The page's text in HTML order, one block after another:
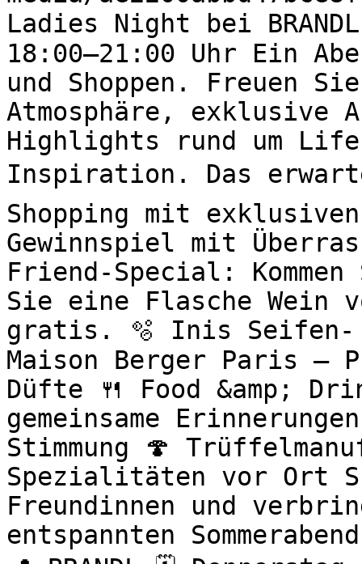
Ladies Night bei
18:00–21:00 Uhr Ein
und Shoppen. Freuen
Atmosphäre, exklusive
Highlights rund um
Inspiration. Das
Shopping mit
Gewinnspiel mit
Friend-Special:
Sie eine Flasche Wein
gratis. 🫧 Inis Seifen-
Maison Berger Paris –
Düfte 🍴 Food &amp;
gemeinsame
Stimmung 🍄
Spezialitäten vor Ort
Freundinnen und
entspannten